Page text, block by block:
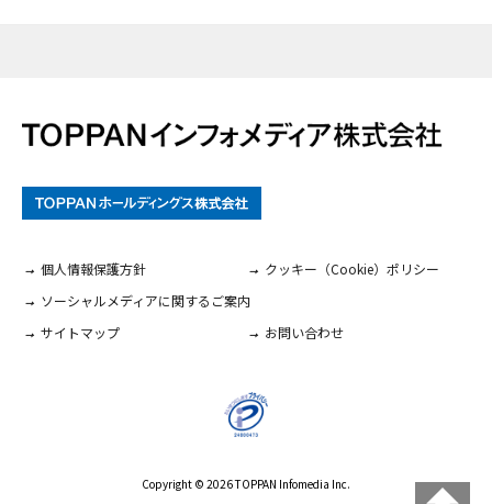
個人情報保護方針
クッキー（Cookie）ポリシー
ソーシャルメディアに関するご案内
サイトマップ
お問い合わせ
Copyright © 2026TOPPAN Infomedia Inc.